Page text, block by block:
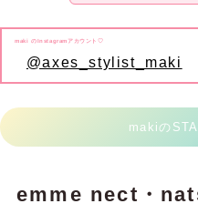
maki のInstagramアカウント♡
@axes_stylist_maki
makiの
emme nect・